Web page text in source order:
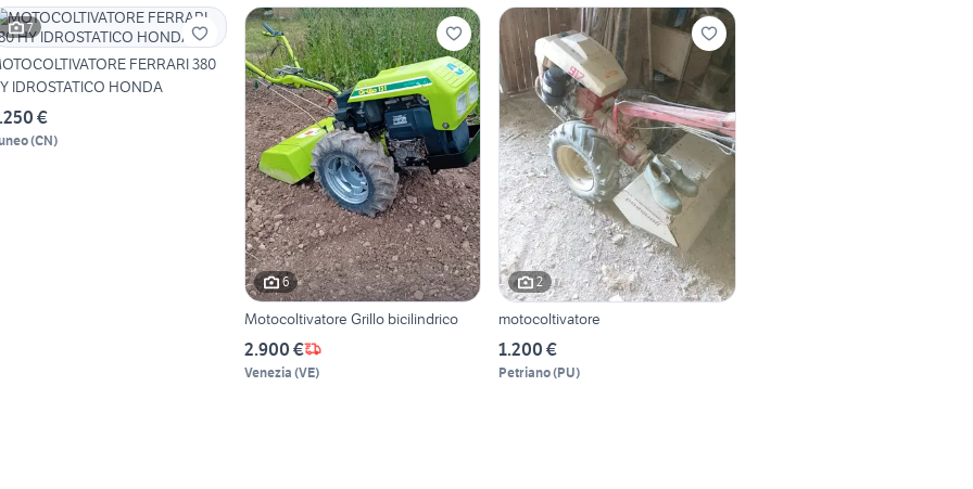
7
FERRARI 380
IDROSTATICO HONDA
€
(CN)
6
Motocoltivatore Grillo bicilindrico
2.900 €
Venezia (VE)
2
motocoltivatore
1.200 €
Petriano(PU)